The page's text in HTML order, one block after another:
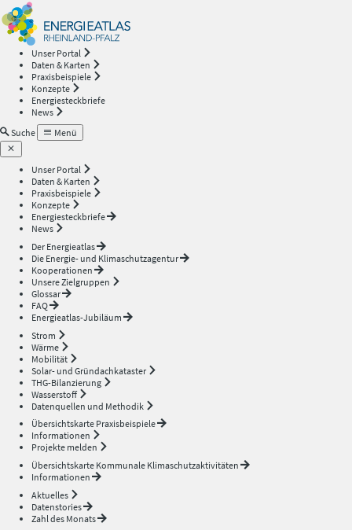
Unser Portal
Daten & Karten
Praxisbeispiele
Konzepte
Energiesteckbriefe
News
Suche
Menü
Unser Portal
Daten & Karten
Praxisbeispiele
Konzepte
Energiesteckbriefe
News
Der Energieatlas
Die Energie- und Klimaschutzagentur
Kooperationen
Unsere Zielgruppen
Glossar
FAQ
Energieatlas-Jubiläum
Strom
Wärme
Mobilität
Solar- und Gründachkataster
THG-Bilanzierung
Wasserstoff
Datenquellen und Methodik
Übersichtskarte Praxisbeispiele
Informationen
Projekte melden
Übersichtskarte Kommunale Klimaschutzaktivitäten
Informationen
Aktuelles
Datenstories
Zahl des Monats